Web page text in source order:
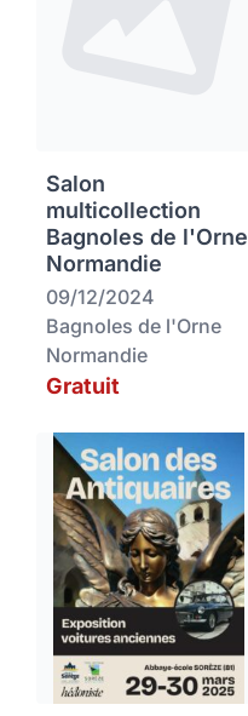
Salon
multicollection
Bagnoles de l'Orne
Normandie
09/12/2024
Bagnoles de l'Orne
Normandie
Gratuit